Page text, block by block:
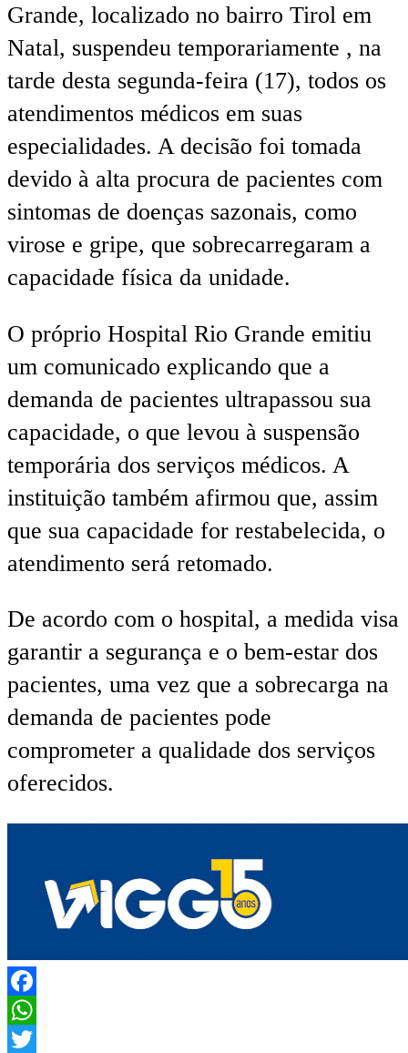
Grande, localizado no bairro Tirol em
Natal, suspendeu temporariamente , na
tarde desta segunda-feira (17), todos os
atendimentos médicos em suas
especialidades. A decisão foi tomada
devido à alta procura de pacientes com
sintomas de doenças sazonais, como
virose e gripe, que sobrecarregaram a
capacidade física da unidade.
O próprio Hospital Rio Grande emitiu
um comunicado explicando que a
demanda de pacientes ultrapassou sua
capacidade, o que levou à suspensão
temporária dos serviços médicos. A
instituição também afirmou que, assim
que sua capacidade for restabelecida, o
atendimento será retomado.
De acordo com o hospital, a medida visa
garantir a segurança e o bem-estar dos
pacientes, uma vez que a sobrecarga na
demanda de pacientes pode
comprometer a qualidade dos serviços
oferecidos.
Facebook
WhatsApp